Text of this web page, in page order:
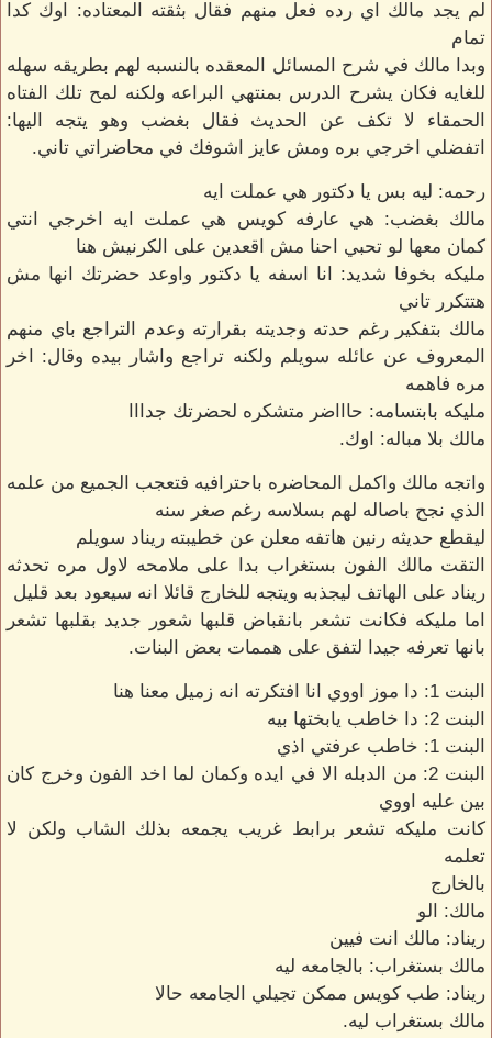
لم يجد مالك اي رده فعل منهم فقال بثقته المعتاده: اوك كدا
تمام
وبدا مالك في شرح المسائل المعقده بالنسبه لهم بطريقه سهله
للغايه فكان يشرح الدرس بمنتهي البراعه ولكنه لمح تلك الفتاه
الحمقاء لا تكف عن الحديث فقال بغضب وهو يتجه اليها:
اتفضلي اخرجي بره ومش عايز اشوفك في محاضراتي تاني.
رحمه: ليه بس يا دكتور هي عملت ايه
مالك بغضب: هي عارفه كويس هي عملت ايه اخرجي انتي
كمان معها لو تحبي احنا مش اقعدين على الكرنيش هنا
مليكه بخوفا شديد: انا اسفه يا دكتور واوعد حضرتك انها مش
هتتكرر تاني
مالك بتفكير رغم حدته وجديته بقرارته وعدم التراجع باي منهم
المعروف عن عائله سويلم ولكنه تراجع واشار بيده وقال: اخر
مره فاهمه
مليكه بابتسامه: حاااضر متشكره لحضرتك جدااا
مالك بلا مباله: اوك.
واتجه مالك واكمل المحاضره باحترافيه فتعجب الجميع من علمه
الذي نجح باصاله لهم بسلاسه رغم صغر سنه
ليقطع حديثه رنين هاتفه معلن عن خطيبته ريناد سويلم
التقت مالك الفون بستغراب بدا على ملامحه لاول مره تحدثه
ريناد على الهاتف ليجذبه ويتجه للخارج قائلا انه سيعود بعد قليل
اما مليكه فكانت تشعر بانقباض قلبها شعور جديد بقلبها تشعر
بانها تعرفه جيدا لتفق على هممات بعض البنات.
البنت 1: دا موز اووي انا افتكرته انه زميل معنا هنا
البنت 2: دا خاطب يابختها بيه
البنت 1: خاطب عرفتي اذي
البنت 2: من الدبله الا في ايده وكمان لما اخد الفون وخرج كان
بين عليه اووي
كانت مليكه تشعر برابط غريب يجمعه بذلك الشاب ولكن لا
تعلمه
بالخارج
مالك: الو
ريناد: مالك انت فيين
مالك بستغراب: بالجامعه ليه
ريناد: طب كويس ممكن تجيلي الجامعه حالا
مالك بستغراب ليه.